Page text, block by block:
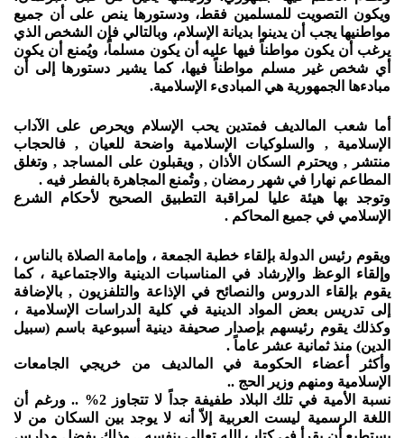
ويكون التصويت للمسلمين فقط، ودستورها ينص على أن جميع
مواطنيها يجب أن يدينوا بديانة الإسلام، وبالتالي فإن الشخص الذي
يرغب أن يكون مواطناً فيها عليه أن يكون مسلماً، ويُمنع أن يكون
أي شخص غير مسلم مواطناً فيها، كما يشير دستورها إلى أن
مبادءها الجمهورية هي المبادىء الإسلامية.
أما شعب المالديف فمتدين يحب الإسلام ويحرص على الآداب
الإسلامية , والسلوكيات الإسلامية واضحة للعيان , فالحجاب
منتشر , ويحترم السكان الأذان , ويقبلون على المساجد , وتغلق
المطاعم نهارا في شهر رمضان , وتُمنع المجاهرة بالفطر فيه .
وتوجد بها هيئة عليا لمراقبة التطبيق الصحيح لأحكام الشرع
الإسلامي في جميع المحاكم .
ويقوم رئيس الدولة بإلقاء خطبة الجمعة ، وإمامة الصلاة بالناس ،
وإلقاء الوعظ والإرشاد في المناسبات الدينية والاجتماعية ، كما
يقوم بإلقاء الدروس والنصائح في الإذاعة والتلفزيون , بالإضافة
إلى تدريس بعض المواد الدينية في كلية الدراسات الإسلامية ،
وكذلك يقوم رئيسهم بإصدار صحيفة دينية أسبوعية باسم (سبيل
الدين) منذ ثمانية عشر عاماً .
وأكثر أعضاء الحكومة في المالديف من خريجي الجامعات
الإسلامية ومنهم وزير الحج ..
نسبة الأمية في تلك البلاد طفيفة جداً لا تتجاوز 2% .. ورغم أن
اللغة الرسمية ليست العربية إلاّ أنه لا يوجد بين السكان من لا